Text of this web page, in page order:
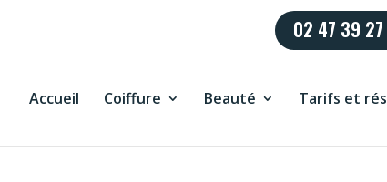
02 47 39
Accueil Coiffure Beauté Tarifs et